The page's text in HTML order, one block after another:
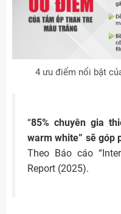
4 ưu điểm nổi bật
“85% chuyên gia
warm white” sẽ góp
Theo Báo cáo
Report (2025).